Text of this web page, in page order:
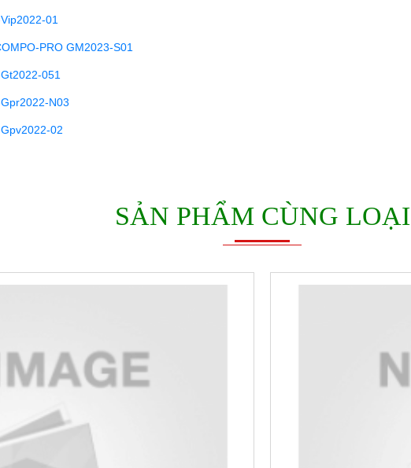
01
PRO GM2023-S01
051
N03
02
SẢN PHẨM CÙNG LOẠI